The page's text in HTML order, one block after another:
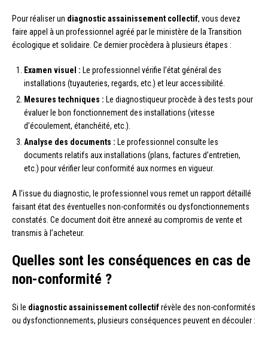
Pour réaliser un diagnostic assainissement collectif, vous devez
faire appel à un professionnel agréé par le ministère de la Transition
écologique et solidaire. Ce dernier procèdera à plusieurs étapes :
Examen visuel : Le professionnel vérifie l’état général des
installations (tuyauteries, regards, etc.) et leur accessibilité.
Mesures techniques : Le diagnostiqueur procède à des tests pour
évaluer le bon fonctionnement des installations (vitesse
d’écoulement, étanchéité, etc.).
Analyse des documents : Le professionnel consulte les
documents relatifs aux installations (plans, factures d’entretien,
etc.) pour vérifier leur conformité aux normes en vigueur.
A l’issue du diagnostic, le professionnel vous remet un rapport détaillé
faisant état des éventuelles non-conformités ou dysfonctionnements
constatés. Ce document doit être annexé au compromis de vente et
transmis à l’acheteur.
Quelles sont les conséquences en cas de
non-conformité ?
Si le diagnostic assainissement collectifrévèle des non-conformités
ou dysfonctionnements, plusieurs conséquences peuvent en découler :